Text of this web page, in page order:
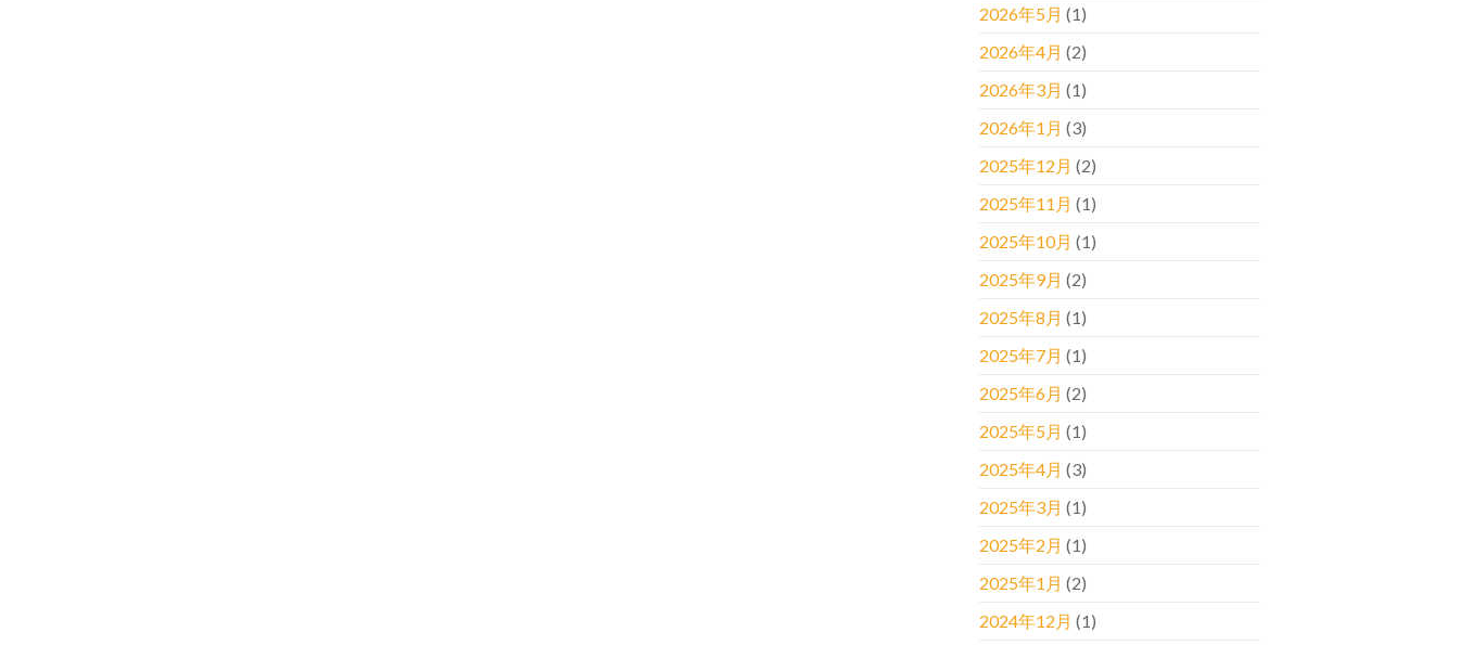
2026年5月 (1)
2026年4月 (2)
2026年3月 (1)
2026年1月 (3)
2025年12月 (2)
2025年11月 (1)
2025年10月 (1)
2025年9月 (2)
2025年8月 (1)
2025年7月 (1)
2025年6月 (2)
2025年5月 (1)
2025年4月 (3)
2025年3月 (1)
2025年2月 (1)
2025年1月 (2)
2024年12月 (1)